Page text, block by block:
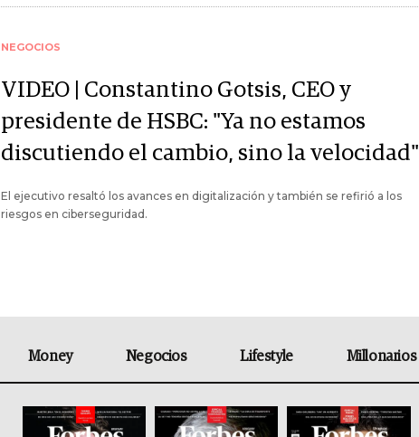
NEGOCIOS
VIDEO | Constantino Gotsis, CEO y
presidente de HSBC: "Ya no estamos
discutiendo el cambio, sino la velocidad"
El ejecutivo resaltó los avances en digitalización y también se refirió a los
riesgos en ciberseguridad.
Money Negocios Lifestyle Millonarios